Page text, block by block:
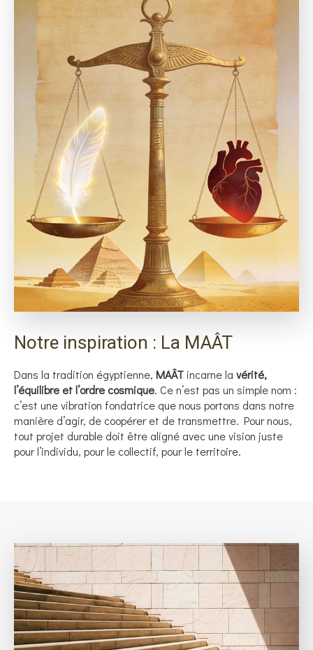
Notre inspiration : La MAÂT
Dans la tradition égyptienne, MAÂT incarne la vérité,
l’équilibre et l’ordre cosmique. Ce n’est pas un simple nom :
c’est une vibration fondatrice que nous portons dans notre
manière d’agir, de coopérer et de transmettre. Pour nous,
tout projet durable doit être aligné avec une vision juste
pour l’individu, pour le collectif, pour le territoire.